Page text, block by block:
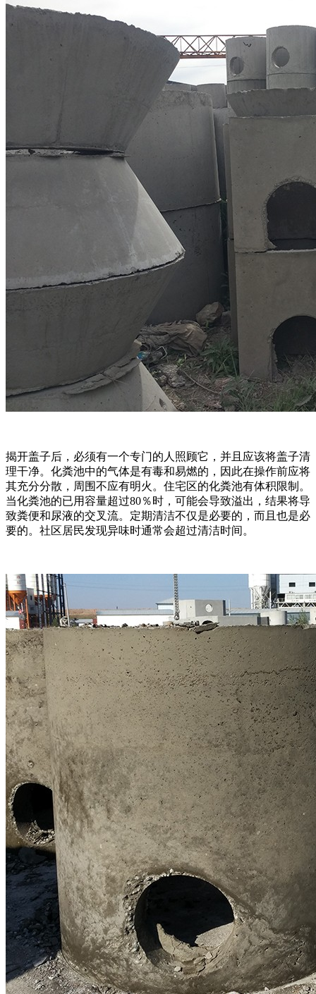
揭开盖子后，必须有一个专门的人照顾它，并且应该将盖子清
理干净。化粪池中的气体是有毒和易燃的，因此在操作前应将
其充分分散，周围不应有明火。住宅区的化粪池有体积限制。
当化粪池的已用容量超过80％时，可能会导致溢出，结果将导
致粪便和尿液的交叉流。定期清洁不仅是必要的，而且也是必
要的。社区居民发现异味时通常会超过清洁时间。